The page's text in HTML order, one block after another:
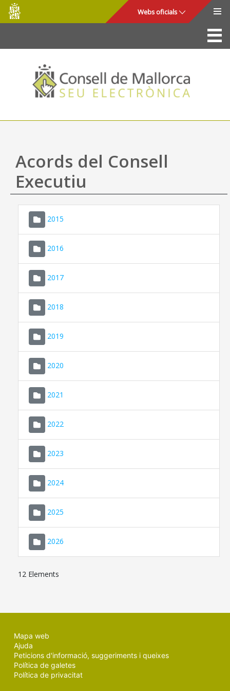
Salta al contingut principal
Consell
de
Mallorca
Webs oficials
La Seu
Consell de Mallorca
Accés i seguretat
Utilitats
Ajuda
Acords del Consell
Executiu
2015
2016
2017
2018
2019
2020
2021
2022
2023
2024
2025
2026
12 Elements
Mapa web
Ajuda
Peticions d'informació, suggeriments i queixes
Política de galetes
Política de privacitat